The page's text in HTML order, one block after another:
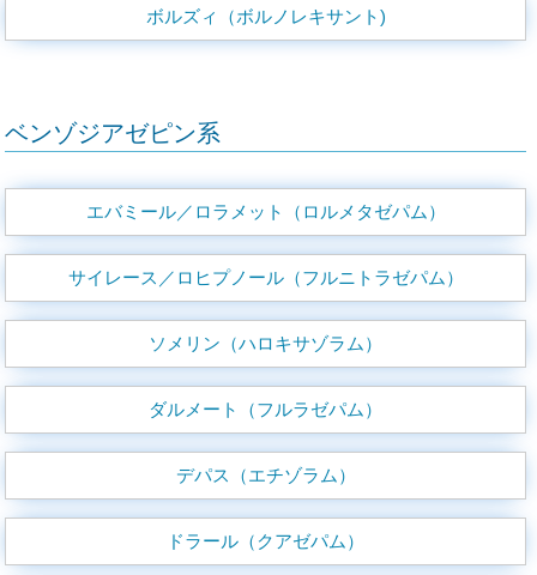
ボルズィ（ボルノレキサント)
ベンゾジアゼピン系
エバミール／ロラメット（ロルメタゼパム）
サイレース／ロヒプノール（フルニトラゼパム）
ソメリン（ハロキサゾラム）
ダルメート（フルラゼパム）
デパス（エチゾラム）
ドラール（クアゼパム）